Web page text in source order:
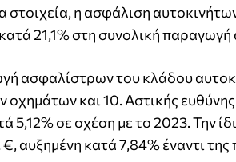
στοιχεία, η ασφάλιση
21,1% στη συνολική
ασφαλίστρων του κλάδου
και 10. Αστικής
5,12% σε σχέση με το 2023. Την
αυξημένη κατά 7,84% έναντι